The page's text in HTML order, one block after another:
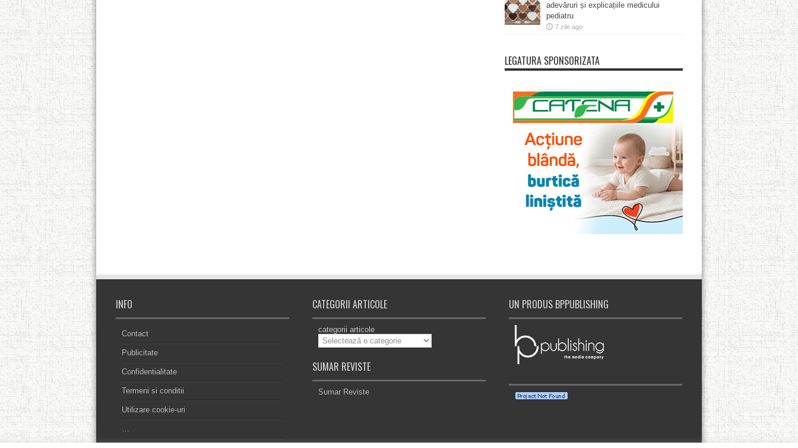
adevăruri și explicațiile medicului
pediatru
7 zile ago
LEGATURA SPONSORIZATA
INFO
Contact
Publicitate
Confidentialitate
Termeni si conditii
Utilizare cookie-uri
…
CATEGORII ARTICOLE
categorii articole
SUMAR REVISTE
Sumar Reviste
UN PRODUS BPPUBLISHING